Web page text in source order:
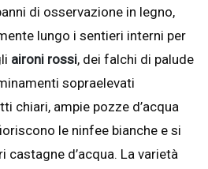
di osservazione in legno,
lungo i sentieri interni per
aironi rossi, dei falchi di palude
sopraelevati
chiari, ampie pozze d’acqua
le ninfee bianche e si
castagne d’acqua. La varietà